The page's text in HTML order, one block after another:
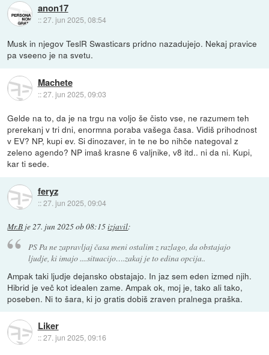
anon17
::27. jun 2025, 08:54
Musk in njegov TeslR Swasticars pridno nazadujejo. Nekaj pravice
pa vseeno je na svetu.
Machete
::27. jun 2025, 09:03
Gelde na to, da je na trgu na voljo še čisto vse, ne razumem teh
prerekanj v tri dni, enormna poraba vašega časa. Vidiš prihodnost
v EV? NP, kupi ev. Si dinozaver, in te ne bo nihče nategoval z
zeleno agendo? NP imaš krasne 6 valjnike, v8 itd.. ni da ni. Kupi,
kar ti sede.
feryz
::27. jun 2025, 09:04
Mr.B je27. jun 2025 ob 08:15izjavil:
PS Pa ne zapravljaj časa meni ostalim z razlago, da obstajajo
ljudje, ki imajo ....situacijo….zakaj je to edina opcija..
Ampak taki ljudje dejansko obstajajo. In jaz sem eden izmed njih.
Hibrid je več kot idealen zame. Ampak ok, moj je, tako ali tako,
poseben. Ni to šara, ki jo gratis dobiš zraven pralnega praška.
Liker
::27. jun 2025, 09:16